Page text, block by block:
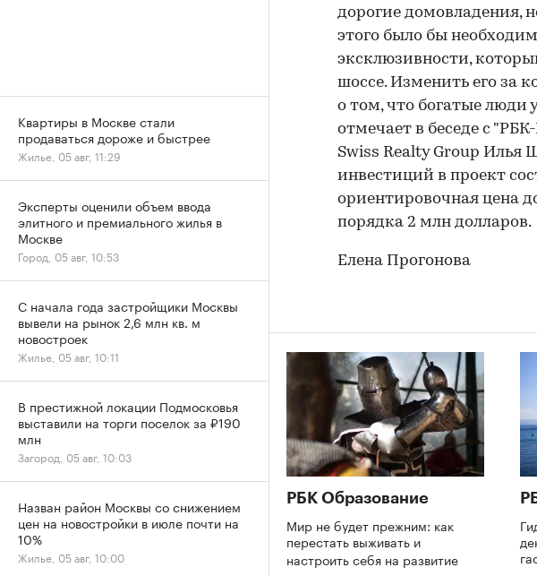
дорогие домовладения,
этого было бы
эксклюзивности,
шоссе. Изменить его за
о том, что богатые люди
отмечает в беседе с
Swiss Realty Group Илья
инвестиций в проект
ориентировочная цена
порядка 2 млн долларов.
Елена Прогонова
РБК Образование
Мир не будет прежним: как
перестать выживать и
настроить себя на развитие
Квартиры в Москве стали
продаваться дороже и быстрее
Жилье, 05 авг, 11:29
Эксперты оценили объем ввода
элитного и премиального жилья в
Москве
Город, 05 авг, 10:53
С начала года застройщики Москвы
вывели на рынок 2,6 млн кв. м
новостроек
Жилье, 05 авг, 10:11
В престижной локации Подмосковья
выставили на торги поселок за ₽190
млн
Загород, 05 авг, 10:03
Назван район Москвы со снижением
цен на новостройки в июле почти на
10%
Жилье, 05 авг, 10:00